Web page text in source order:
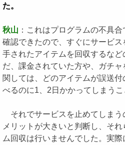
た。
秋山 ：これはプログラムの不具
確認できたので、すぐにサービ
手されたアイテムを回収するな
だ、課金されていた方や、ガチ
関しては、どのアイテムが誤送
べるのに1、2日かかってしまうこ
それでサービスを止めてしまう
メリットが大きいと判断し、そ
ム回収は行いませんでした。実